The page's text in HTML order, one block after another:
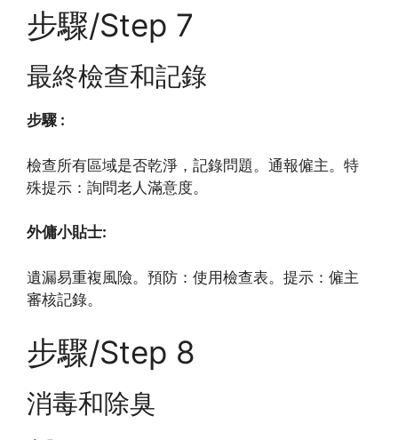
步驟/Step 7
最終檢查和記錄
步驟 :
檢查所有區域是否乾淨，記錄問題。通報僱主。特
殊提示：詢問老人滿意度。
外傭小貼士:
遺漏易重複風險。預防：使用檢查表。提示：僱主
審核記錄。
步驟/Step 8
消毒和除臭